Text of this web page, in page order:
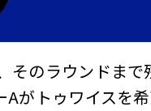
そのラウンドまで
Aがトゥワイスを